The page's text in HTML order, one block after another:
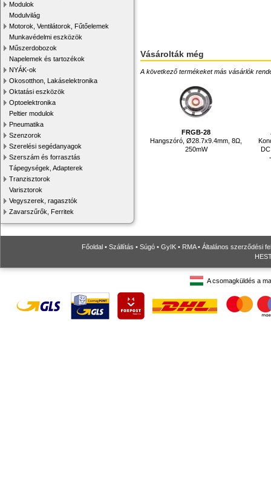
Modulok
Modulvilág
Motorok, Ventilátorok, Fűtőelemek
Munkavédelmi eszközök
Műszerdobozok
Napelemek és tartozékok
NYÁK-ok
Okosotthon, Lakáselektronika
Oktatási eszközök
Optoelektronika
Peltier modulok
Pneumatika
Szenzorok
Szerelési segédanyagok
Szerszám és forrasztás
Tápegységek, Adapterek
Tranzisztorok
Varisztorok
Vegyszerek, ragasztók
Zavarszűrők, Ferritek
Vásárolták még
A következő termékeket más vásárlók
FRGB-28
Hangszóró, Ø28.7x9.4mm, 8Ω,
250mW
Főoldal • Szállítás • Súgó • GyIK • RMA• Általános szerződési
A csomagküldés a